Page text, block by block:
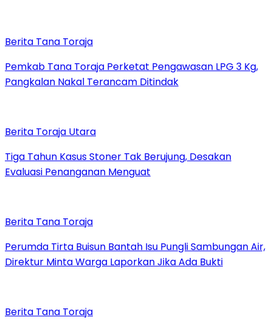
Berita Tana Toraja
Pemkab Tana Toraja Perketat Pengawasan LPG 3 Kg,
Pangkalan Nakal Terancam Ditindak
Berita Toraja Utara
Tiga Tahun Kasus Stoner Tak Berujung, Desakan
Evaluasi Penanganan Menguat
Berita Tana Toraja
Perumda Tirta Buisun Bantah Isu Pungli Sambungan Air,
Direktur Minta Warga Laporkan Jika Ada Bukti
Berita Tana Toraja